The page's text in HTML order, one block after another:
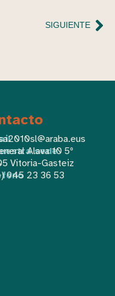
SIGUIENTE
sede
Alava 10 5º
Vitoria-Gasteiz
945 23 36 53